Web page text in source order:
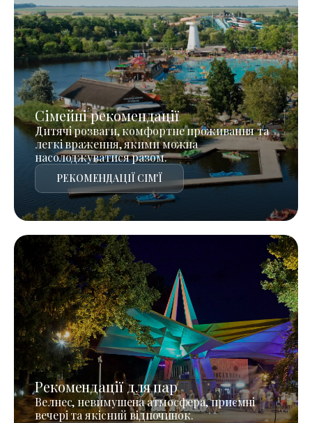
Сімейні рекомендації
Дитячі розваги, комфортне проживання та
легкі враження, якими можна
насолоджуватися разом.
РЕКОМЕНДАЦІЇ СІМ'Ї
Рекомендації для пар
Велнес, невимушена атмосфера, приємні
вечері та якісний відпочинок.